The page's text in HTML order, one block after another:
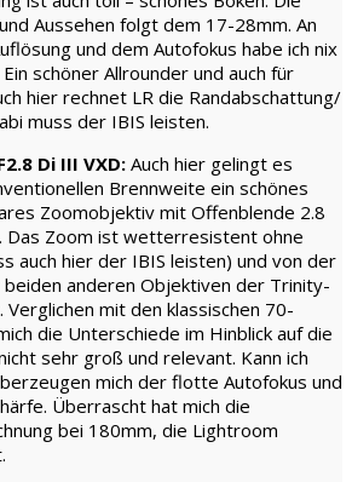
Aussehen folgt dem 17-28mm. An
und dem Autofokus habe ich nix
schöner Allrounder und auch für
hier rechnet LR die Randabschattung/
muss der IBIS leisten.
Di III VXD: Auch hier gelingt es
Brennweite ein schönes
Zoomobjektiv mit Offenblende 2.8
Das Zoom ist wetterresistent ohne
auch hier der IBIS leisten) und von der
anderen Objektiven der Trinity-
mit den klassischen 70-
die Unterschiede im Hinblick auf die
sehr groß und relevant. Kann ich
mich der flotte Autofokus und
Überrascht hat mich die
bei 180mm, die Lightroom